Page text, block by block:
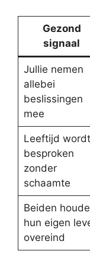
Gezond
signaal
Jullie nemen
allebei
beslissingen
mee
Leeftijd wordt
besproken
zonder
schaamte
Beiden
hun eigen
overeind